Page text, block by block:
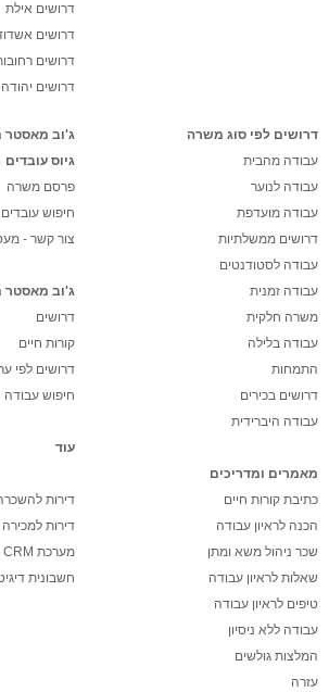
דרושים אילת
דרושים
דרושים
דרושים יהודה
דרושים לפי סוג משרה
עבודה מהבית
עבודה לנוער
עבודה מועדפת
דרושים ממשלתיות
עבודה לסטודנטים
עבודה זמנית
משרה חלקית
עבודה בלילה
התמחות
דרושים בכירים
עבודה היברידית
מאמרים ומדריכים
כתיבת קורות חיים
הכנה לראיון עבודה
שכר ניהול משא ומתן
שאלות לראיון עבודה
טיפים לראיון עבודה
עבודה ללא ניסיון
המלצות גולשים
עזרה
ג'וב מאסטר
גיוס עובדים
פרסם משרה
חיפוש עובדים
צור קשר -
ג'וב מאסטר
דרושים
קורות חיים
דרושים לפי
חיפוש עבודה
עוד
דירות
דירות למכירה
מערכת CRM ניהול לקוחות
חשבונית